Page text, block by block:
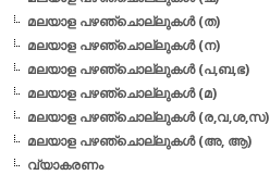
മലയാള പഴഞ്ചൊല്ലുകള്‍ (ത)
മലയാള പഴഞ്ചൊല്ലുകള്‍ (ന)
മലയാള പഴഞ്ചൊല്ലുകള്‍ (പ,ബ,ഭ)
മലയാള പഴഞ്ചൊല്ലുകള്‍ (മ)
മലയാള പഴഞ്ചൊല്ലുകള്‍ (ര,വ,ശ,സ)
മലയാള പഴഞ്ചൊല്ലുകൾ (അ, ആ)
വ്യാകരണം